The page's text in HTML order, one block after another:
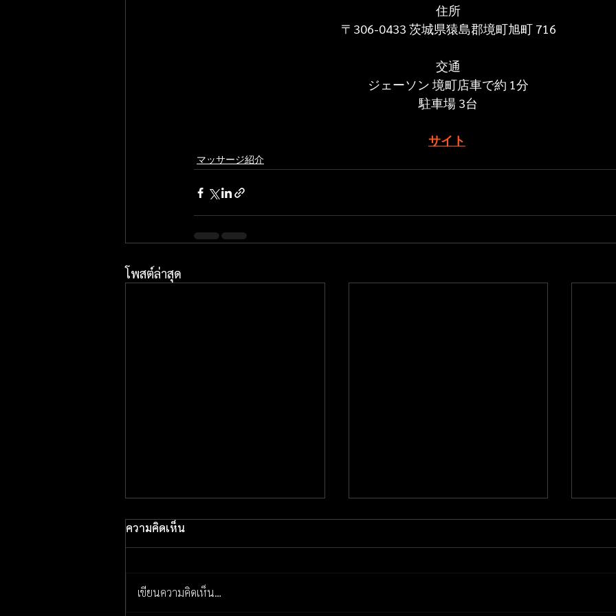
住所
〒306-0433 茨城県猿島郡境町旭町 716
交通
ジェーソン 境町店車で約 1分
駐車場 3台
サイト
マッサージ紹介
โพสต์ล่าสุด
ความคิดเห็น
เขียนความคิดเห็น…